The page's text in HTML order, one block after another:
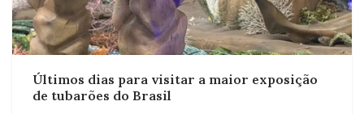
Últimos dias para visitar a maior exposição
de tubarões do Brasil